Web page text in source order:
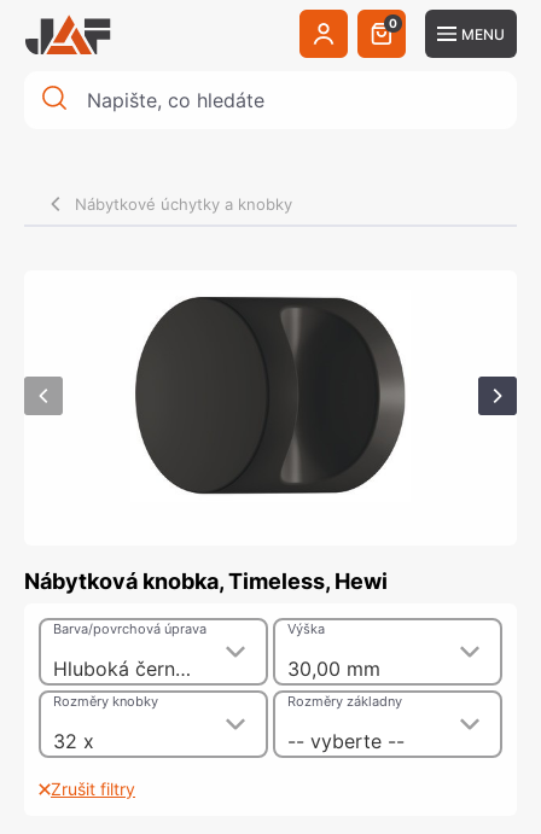
0
MENU
Nábytkové úchytky a knobky
Nábytková knobka, Timeless, Hewi
Hluboká černá, matný
Barva/povrchová úprava
30,00 mm
Výška
32 x
Rozměry knobky
-- vyberte --
Rozměry základny
Zrušit filtry